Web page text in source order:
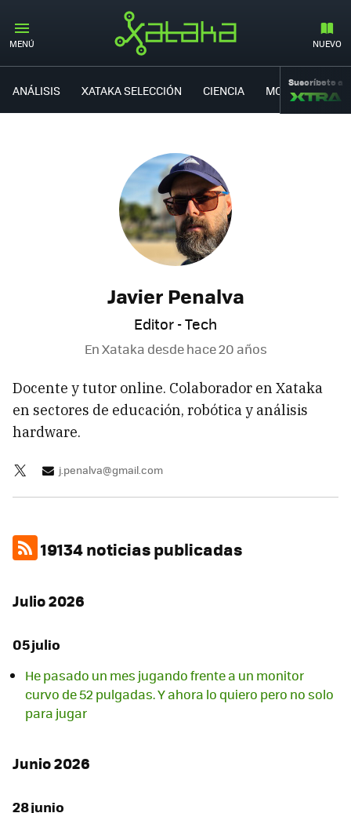
MENÚ NUEVO
ANÁLISIS XATAKA SELECCIÓN CIENCIA MOVILIDAD
Suscríbete a
Javier Penalva
Editor - Tech
En Xataka desdehace 20 años
Docente y tutor online. Colaborador en Xataka
en sectores de educación, robótica y análisis
hardware.
j.penalva@gmail.com
19134 noticias publicadas
Julio 2026
05 julio
He pasado un mes jugando frente a un monitor
curvo de 52 pulgadas. Y ahora lo quiero pero no solo
para jugar
Junio 2026
28 junio